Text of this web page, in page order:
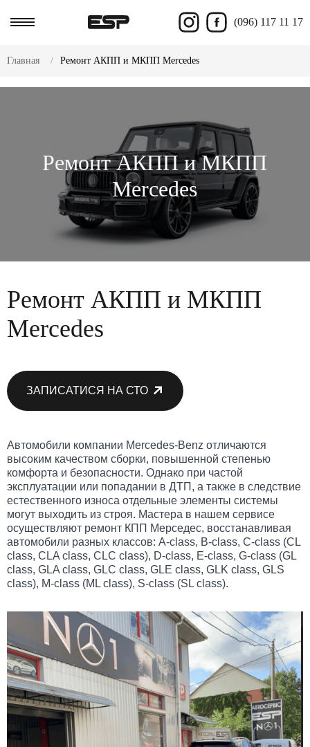
(096) 117 11 17
Главная Ремонт АКПП и МКПП Mercedes
Ремонт АКПП и МКПП
Mercedes
Ремонт АКПП и МКПП
Mercedes
ЗАПИСАТИСЯ НА СТО
Автомобили компании Mercedes-Benz отличаются
высоким качеством сборки, повышенной степенью
комфорта и безопасности. Однако при частой
эксплуатации или попадании в ДТП, а также в следствие
естественного износа отдельные элементы системы
могут выходить из строя. Мастера в нашем сервисе
осуществляют ремонт КПП Мерседес, восстанавливая
автомобили разных классов: A-class, B-class, C-class (CL
class, CLA class, CLC class), D-class, E-class, G-class (GL
class, GLA class, GLC class, GLE class, GLK class, GLS
class), M-class (ML class), S-class (SL class).